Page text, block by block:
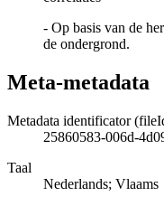
- Op basis van de
de ondergrond.
Meta-metadata
Metadata identificator
25860583-006d-
Taal
Nederlands; Vlaams